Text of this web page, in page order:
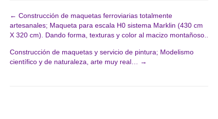
Navegación
de
entradas
← Construcción de maquetas ferroviarias totalmente
artesanales; Maqueta para escala H0 sistema Marklin (430 cm
X 320 cm). Dando forma, texturas y color al macizo montañoso..
Construcción de maquetas y servicio de pintura; Modelismo
científico y de naturaleza, arte muy real… →